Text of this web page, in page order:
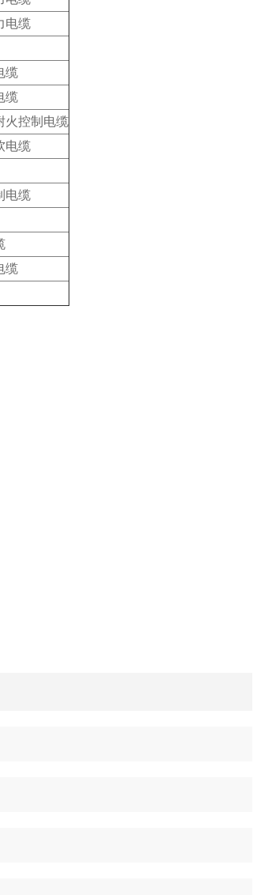
电缆
缆
缆
火控制电缆
电缆
电缆
缆